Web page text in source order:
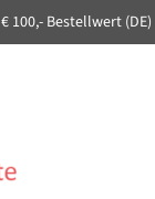
springen
100,- Bestellwert (DE)